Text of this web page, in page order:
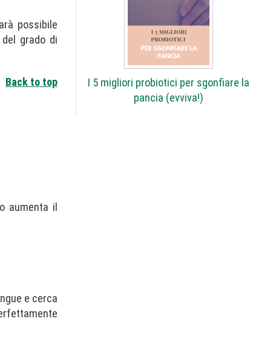
possibile
grado di
Back to top
aumenta il
e cerca
I 5 migliori probiotici per sgonfiare la
pancia (evviva!)